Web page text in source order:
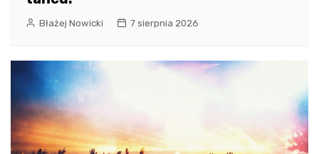
Błażej Nowicki 7 sierpnia 2026